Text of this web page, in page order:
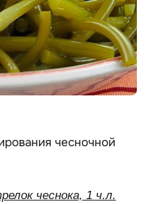
чесночной
чеснока, 1 ч.л.